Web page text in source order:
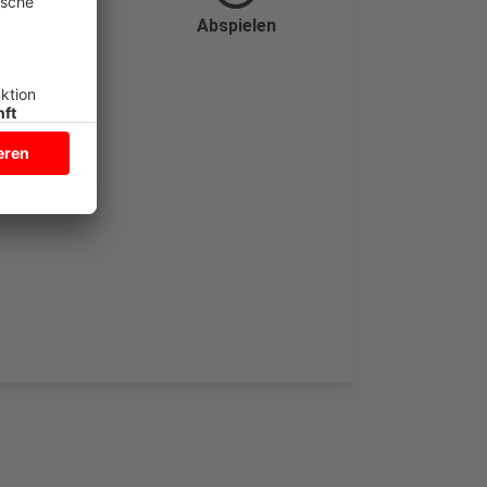
Abspielen